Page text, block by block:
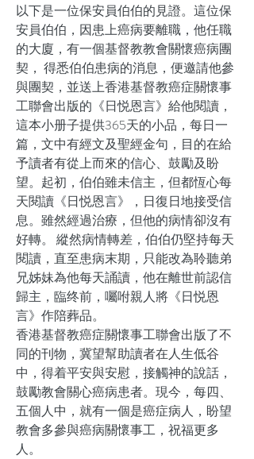
以下是一位保安員伯伯的見證。這位保
安員伯伯，因患上癌病要離職，他任職
的大廈，有一個基督教教會關懷癌病團
契， 得悉伯伯患病的消息，便邀請他參
與團契，並送上香港基督教癌症關懷事
工聯會出版的《日悦恩言》給他閱讀，
這本小册子提供365天的小品，每日一
篇，文中有經文及聖經金句，目的在給
予讀者有從上而來的信心、鼓勵及盼
望。起初，伯伯雖未信主，但都恆心每
天閱讀《日悦恩言》，日復日地接受信
息。雖然經過治療，但他的病情卻沒有
好轉。 縱然病情轉差，伯伯仍堅持每天
閱讀，直至患病末期，只能改為聆聽弟
兄姊妹為他每天誦讀，他在離世前認信
歸主，臨终前，囑咐親人將《日悦恩
言》作陪葬品。
香港基督教癌症關懷事工聯會出版了不
同的刊物，冀望幫助讀者在人生低谷
中，得着平安與安慰，接觸神的說話，
鼓勵教會關心癌病患者。現今，每四、
五個人中，就有一個是癌症病人，盼望
教會多參與癌病關懷事工，祝福更多
人。